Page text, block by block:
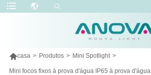
casa > Produtos > Mini Spotlight >
Mini focos fixos à prova d'água IP65 à prova d'água